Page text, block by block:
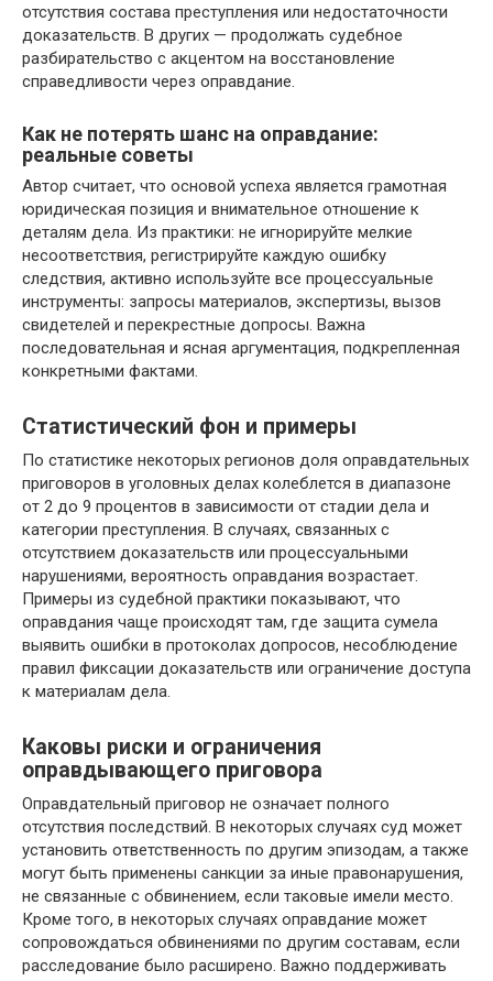
отсутствия состава преступления или недостаточности
доказательств. В других — продолжать судебное
разбирательство с акцентом на восстановление
справедливости через оправдание.
Как не потерять шанс на оправдание:
реальные советы
Автор считает, что основой успеха является грамотная
юридическая позиция и внимательное отношение к
деталям дела. Из практики: не игнорируйте мелкие
несоответствия, регистрируйте каждую ошибку
следствия, активно используйте все процессуальные
инструменты: запросы материалов, экспертизы, вызов
свидетелей и перекрестные допросы. Важна
последовательная и ясная аргументация, подкрепленная
конкретными фактами.
Статистический фон и примеры
По статистике некоторых регионов доля оправдательных
приговоров в уголовных делах колеблется в диапазоне
от 2 до 9 процентов в зависимости от стадии дела и
категории преступления. В случаях, связанных с
отсутствием доказательств или процессуальными
нарушениями, вероятность оправдания возрастает.
Примеры из судебной практики показывают, что
оправдания чаще происходят там, где защита сумела
выявить ошибки в протоколах допросов, несоблюдение
правил фиксации доказательств или ограничение доступа
к материалам дела.
Каковы риски и ограничения
оправдывающего приговора
Оправдательный приговор не означает полного
отсутствия последствий. В некоторых случаях суд может
установить ответственность по другим эпизодам, а также
могут быть применены санкции за иные правонарушения,
не связанные с обвинением, если таковые имели место.
Кроме того, в некоторых случаях оправдание может
сопровождаться обвинениями по другим составам, если
расследование было расширено. Важно поддерживать